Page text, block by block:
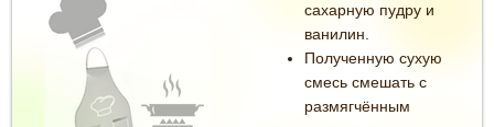
сахарную пудру и
ванилин.
Полученную сухую
смесь смешать с
размягчённым